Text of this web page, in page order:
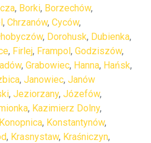
, Borki, Borzechów,
, Chrzanów, Cyców,
, Dorohusk, Dubienka,
, Firlej, Frampol, Godziszów,
, Grabowiec, Hanna, Hańsk,
, Janowiec, Janów
, Jeziorzany, Józefów,
, Kazimierz Dolny,
Konopnica, Konstantynów,
, Krasnystaw, Kraśniczyn,